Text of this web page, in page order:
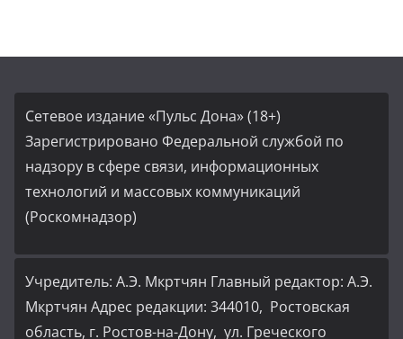
Сетевое издание «Пульс Дона» (18+)
Зарегистрировано Федеральной службой по
надзору в сфере связи, информационных
технологий и массовых коммуникаций
(Роскомнадзор)
Учредитель: А.Э. Мкртчян Главный редактор: А.Э.
Мкртчян Адрес редакции: 344010, Ростовская
область, г. Ростов-на-Дону, ул. Греческого